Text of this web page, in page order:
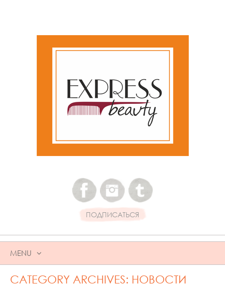
ПОДПИСАТЬСЯ
MENU
SKIP
TO
CATEGORY ARCHIVES: НОВОСТИ